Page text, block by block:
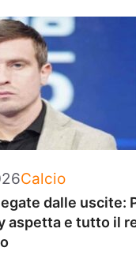
Categorie
Calcio
dalle uscite:
aspetta e tutto il